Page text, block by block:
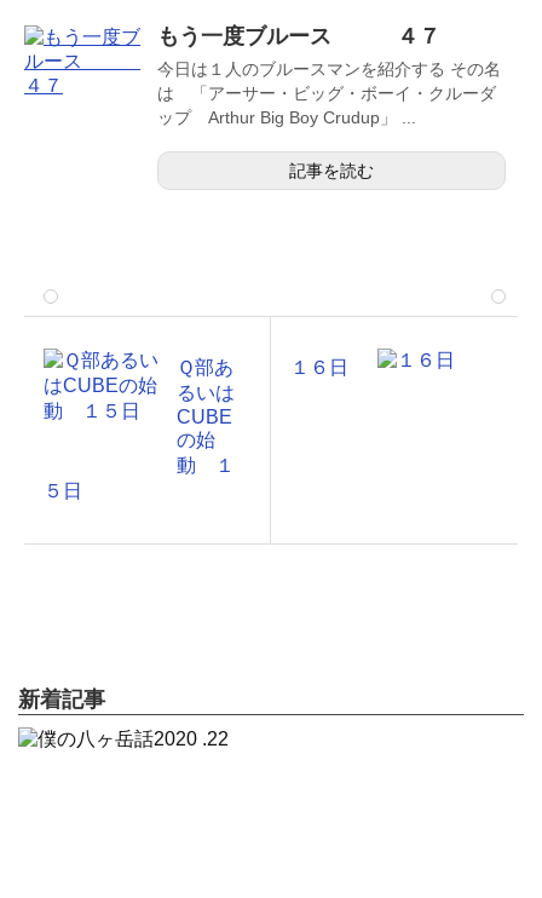
もう一度ブルース ４７
今日は１人のブルースマンを紹介する その名
は 「アーサー・ビッグ・ボーイ・クルーダ
ップ Arthur Big Boy Crudup」 ...
記事を読む
Ｑ部あ
るいは
CUBE
の始
動 １
５日
１６日
新着記事